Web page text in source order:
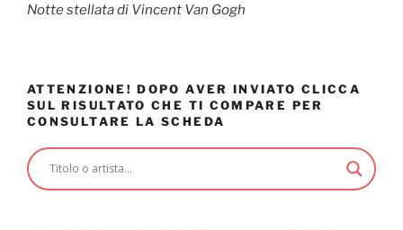
Notte stellata di Vincent Van Gogh
ATTENZIONE! DOPO AVER INVIATO CLICCA
SUL RISULTATO CHE TI COMPARE PER
CONSULTARE LA SCHEDA